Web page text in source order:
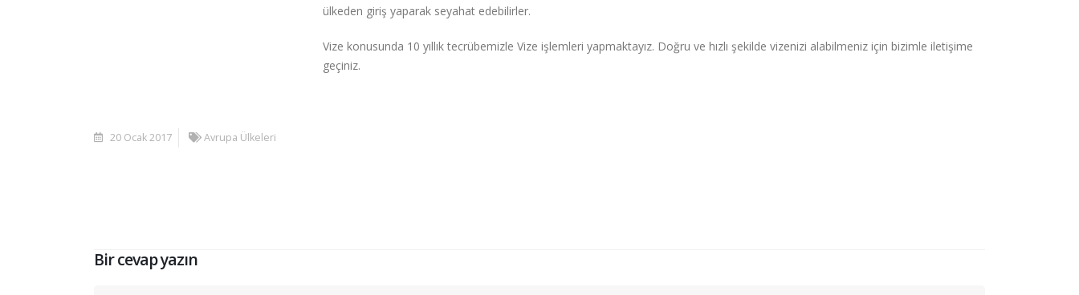
ülkeden giriş yaparak seyahat edebilirler.
Vize konusunda 10 yıllık tecrübemizle Vize işlemleri yapmaktayız. Doğru ve hızlı şekilde vizenizi alabilmeniz için bizimle iletişime
geçiniz.
20 Ocak 2017 Avrupa Ülkeleri
Bir cevap yazın